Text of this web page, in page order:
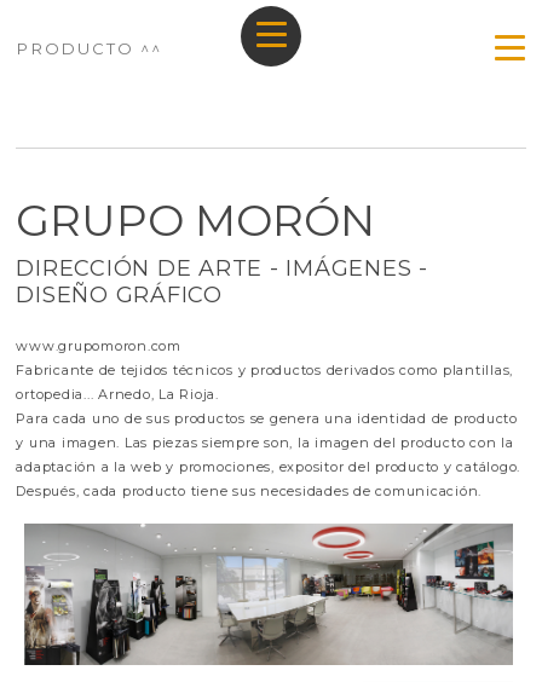
PRODUCTO ^^
GRUPO MORÓN
DIRECCIÓN DE ARTE - IMÁGENES -
DISEÑO GRÁFICO
www.grupomoron.com
Fabricante de tejidos técnicos y productos derivados como plantillas,
ortopedia... Arnedo, La Rioja.
Para cada uno de sus productos se genera una identidad de producto
y una imagen. Las piezas siempre son, la imagen del producto con la
adaptación a la web y promociones, expositor del producto y catálogo.
Después, cada producto tiene sus necesidades de comunicación.